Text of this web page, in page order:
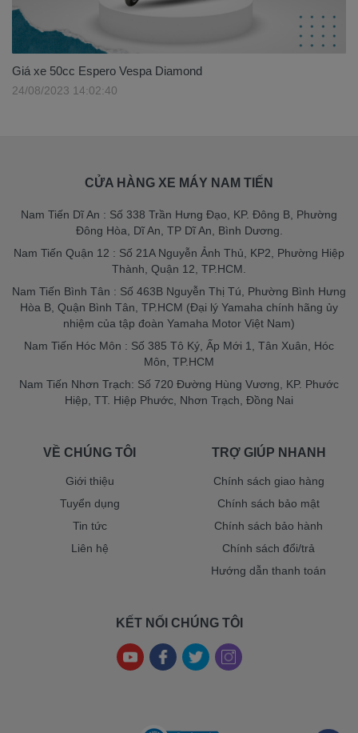
Giá xe 50cc Espero Vespa Diamond
24/08/2023 14:02:40
CỬA HÀNG XE MÁY NAM TIẾN
Nam Tiến Dĩ An : Số 338 Trần Hưng Đạo, KP. Đông B, Phường
Đông Hòa, Dĩ An, TP Dĩ An, Bình Dương.
Nam Tiến Quận 12 : Số 21A Nguyễn Ảnh Thủ, KP2, Phường Hiệp
Thành, Quận 12, TP.HCM.
Nam Tiến Bình Tân : Số 463B Nguyễn Thị Tú, Phường Bình Hưng
Hòa B, Quận Bình Tân, TP.HCM (Đại lý Yamaha chính hãng ủy
nhiệm của tập đoàn Yamaha Motor Việt Nam)
Nam Tiến Hóc Môn : Số 385 Tô Ký, Ấp Mới 1, Tân Xuân, Hóc
Môn, TP.HCM
Nam Tiến Nhơn Trạch: Số 720 Đường Hùng Vương, KP. Phước
Hiệp, TT. Hiệp Phước, Nhơn Trạch, Đồng Nai
VỀ CHÚNG TÔI
Giới thiệu
Tuyển dụng
Tin tức
Liên hệ
TRỢ GIÚP NHANH
Chính sách giao hàng
Chính sách bảo mật
Chính sách bảo hành
Chính sách đổi/trả
Hướng dẫn thanh toán
KẾT NỐI CHÚNG TÔI